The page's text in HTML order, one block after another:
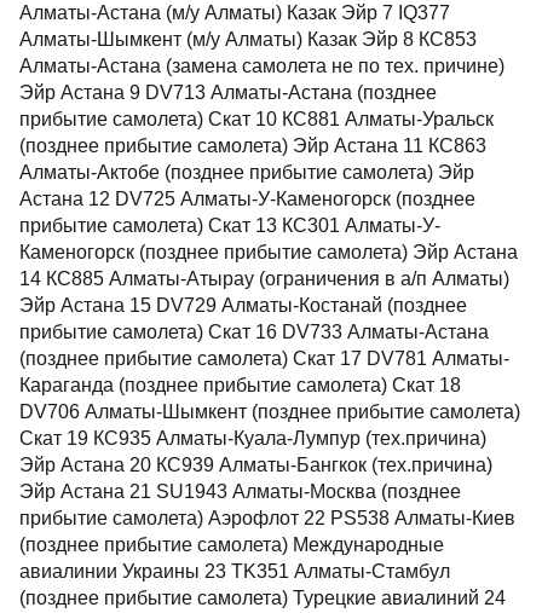
Алматы-Астана (м/у Алматы) Казак Эйр 7 IQ377
Алматы-Шымкент (м/у Алматы) Казак Эйр 8 КС853
Алматы-Астана (замена самолета не по тех. причине)
Эйр Астана 9 DV713 Алматы-Астана (позднее
прибытие самолета) Скат 10 КС881 Алматы-Уральск
(позднее прибытие самолета) Эйр Астана 11 КС863
Алматы-Актобе (позднее прибытие самолета) Эйр
Астана 12 DV725 Алматы-У-Каменогорск (позднее
прибытие самолета) Скат 13 КС301 Алматы-У-
Каменогорск (позднее прибытие самолета) Эйр Астана
14 КС885 Алматы-Атырау (ограничения в а/п Алматы)
Эйр Астана 15 DV729 Алматы-Костанай (позднее
прибытие самолета) Скат 16 DV733 Алматы-Астана
(позднее прибытие самолета) Скат 17 DV781 Алматы-
Караганда (позднее прибытие самолета) Скат 18
DV706 Алматы-Шымкент (позднее прибытие самолета)
Скат 19 КС935 Алматы-Куала-Лумпур (тех.причина)
Эйр Астана 20 КС939 Алматы-Бангкок (тех.причина)
Эйр Астана 21 SU1943 Алматы-Москва (позднее
прибытие самолета) Аэрофлот 22 PS538 Алматы-Киев
(позднее прибытие самолета) Международные
авиалинии Украины 23 TK351 Алматы-Стамбул
(позднее прибытие самолета) Турецкие авиалиний 24